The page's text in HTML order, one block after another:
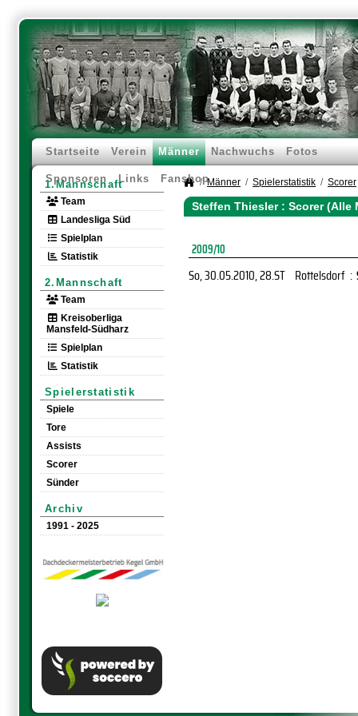
Startseite Verein Männer Nachwuchs Fotos
Sponsoren Links Fanshop
1.Mannschaft
Team
Landesliga Süd
Spielplan
Statistik
2.Mannschaft
Team
Kreisoberliga
Mansfeld-Südharz
Spielplan
Statistik
Spielerstatistik
Spiele
Tore
Assists
Scorer
Sünder
Archiv
1991 - 2025
Männer Spielerstatistik Scorer
Steffen Thiesler : Scorer (Alle
2009/10
So, 30.05.2010, 28.ST Rottelsdorf :